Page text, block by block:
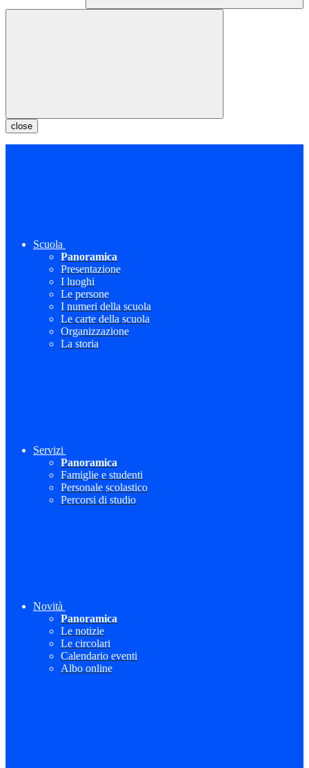
close
Scuola
Panoramica
Presentazione
I luoghi
Le persone
I numeri della scuola
Le carte della scuola
Organizzazione
La storia
Servizi
Panoramica
Famiglie e studenti
Personale scolastico
Percorsi di studio
Novità
Panoramica
Le notizie
Le circolari
Calendario eventi
Albo online